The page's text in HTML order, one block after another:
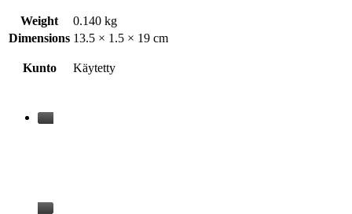
Weight
0.140 kg
Dimensions 13.5 × 1.5 × 19 cm
Kunto Käytetty